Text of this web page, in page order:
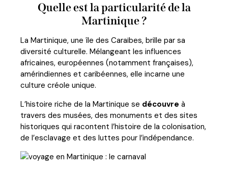
Quelle est la particularité de la
Martinique ?
La Martinique, une île des Caraïbes, brille par sa
diversité culturelle. Mélangeant les influences
africaines, européennes (notamment françaises),
amérindiennes et caribéennes, elle incarne une
culture créole unique.
L’histoire riche de la Martinique se découvre à
travers des musées, des monuments et des sites
historiques qui racontent l’histoire de la colonisation,
de l’esclavage et des luttes pour l’indépendance.